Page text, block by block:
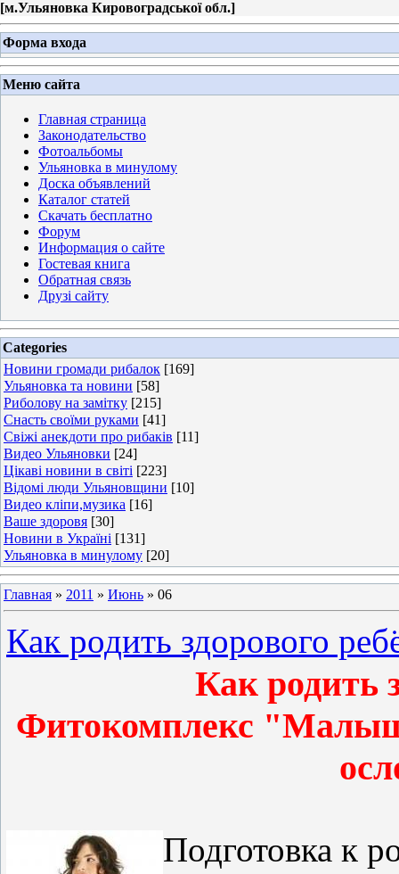
[м.Ульяновка Кировоградської обл.]
Форма входа
Меню сайта
Главная страница
Законодательство
Фотоальбомы
Ульяновка в минулому
Доска объявлений
Каталог статей
Скачать бесплатно
Форум
Информация о сайте
Гостевая книга
Обратная связь
Друзі сайту
Categories
Новини громади рибалок [169]
Ульяновка та новини [58]
Риболову на замітку [215]
Снасть своїми руками [41]
Свіжі анекдоти про рибаків [11]
Видео Ульяновки [24]
Цікаві новини в світі [223]
Відомі люди Ульяновщини [10]
Видео кліпи,музика [16]
Ваше здоровя [30]
Новини в Україні [131]
Ульяновка в минулому [20]
Главная » 2011 » Июнь » 06
Как родить здорового
Как родить
Фитокомплекс "Малыш
Подготовка к